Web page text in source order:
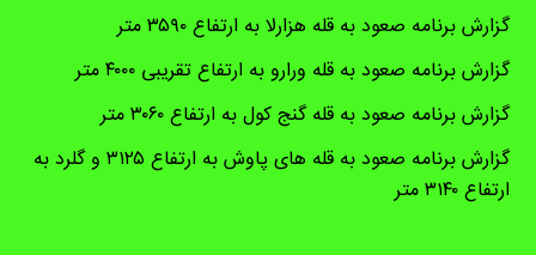
گزارش برنامه صعود به قله هزارلا به ارتفاع ۳۵۹۰ متر
گزارش برنامه صعود به قله ورارو به ارتفاع تقریبی ۴۰۰۰ متر
گزارش برنامه صعود به قله گنج کول به ارتفاع ۳۰۶۰ متر
گزارش برنامه صعود به قله های پاوش به ارتفاع ۳۱۲۵ و گلرد به
ارتفاع ۳۱۴۰ متر